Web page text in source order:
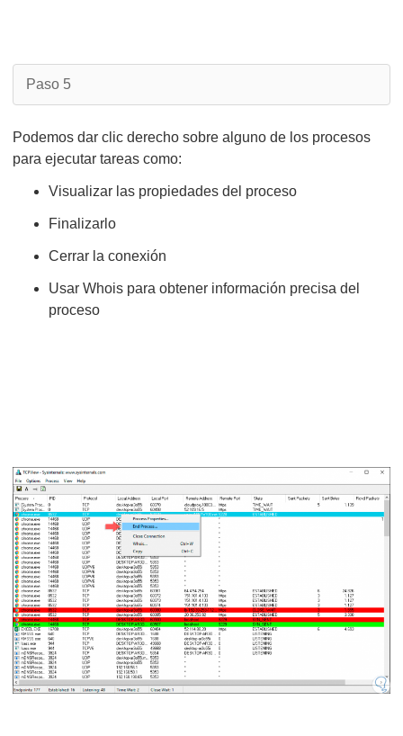
Paso 5
Podemos dar clic derecho sobre alguno de los procesos
para ejecutar tareas como:
Visualizar las propiedades del proceso
Finalizarlo
Cerrar la conexión
Usar Whois para obtener información precisa del
proceso